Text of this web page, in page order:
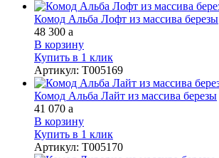
Комод Альба Лофт из массива березы
48 300 a
В корзину
Купить в 1 клик
Артикул: Т005169
Комод Альба Лайт из массива березы
41 070 a
В корзину
Купить в 1 клик
Артикул: Т005170